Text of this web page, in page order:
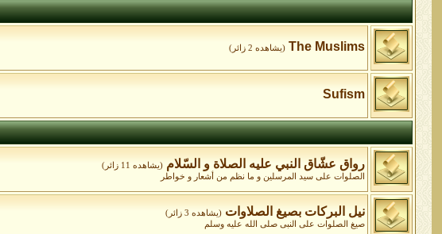
The Muslims (يشاهده 2 زائر)
Sufism
رواق عشّاق النبي عليه الصلاة و السّلام (يشاهده 11 زائر)
الصلوات على سيد المرسلين و ما نظم من أشعار و خواطر
نيل البركات بصيغ الصلاوات (يشاهده 3 زائر)
صيغ الصلوات على النبى صلى الله عليه وسلم